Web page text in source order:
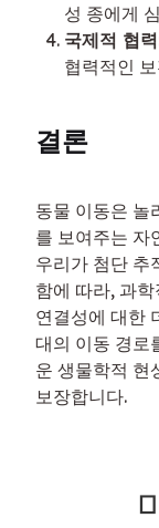
성 종에게
국제적 협력
협력적인
결론
동물 이동은 놀
를 보여주는 자
우리가 첨단 추
함에 따라, 과
연결성에 대한
대의 이동 경로
운 생물학적 현
보장합니다.